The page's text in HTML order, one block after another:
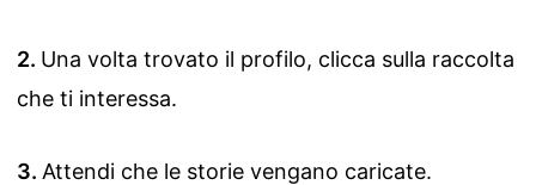
Una volta trovato il profilo, clicca sulla raccolta
che ti interessa.
Attendi che le storie vengano caricate.